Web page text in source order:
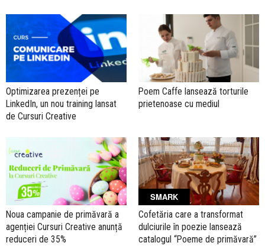
Optimizarea prezenței pe
LinkedIn, un nou training lansat
de Cursuri Creative
Poem Caffe lansează torturile
prietenoase cu mediul
Noua campanie de primăvară a
agenției Cursuri Creative anunță
reduceri de 35%
SMARK
Cofetăria care a transformat
dulciurile în poezie lansează
catalogul “Poeme de primăvară”